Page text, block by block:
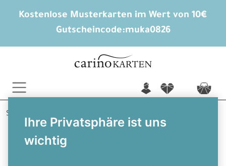
Kostenlose Musterkarten im Wert von 10€
Gutscheincode:muka0826
Ihre Privatsphäre ist uns
wichtig
n f c
Startseite
Liana und Henry
Hochzeitskerze im Kraftpapierdesign